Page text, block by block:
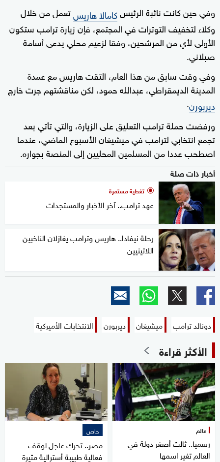
وفي حين كانت نائبة الرئيسكامالا هاريستعمل من خلال
وكلاء لتخفيف التوترات في المجتمع، فإن زيارة ترامب ستكون
الأولى لأي من المرشحين، وفقا لزعيم محلي يدعى أسامة
صبلاني.
وفي وقت سابق من هذا العام، التقت هاريس مع عمدة
المدينة الديمقراطي، عبدالله حمود، لكن مناقشتهم جرت خارج
ديربورن.
ورفضت حملة ترامب التعليق على الزيارة، والتي تأتي بعد
تجمع انتخابي لترامب في ميشيغان الأسبوع الماضي، عندما
اصطحب عددا من المسلمين المحليين إلى المنصة بجواره.
أخبار ذات صلة
تغطية مستمرة
عهد ترامب.. آخر الأخبار والمستجدات
رحلة نيفادا.. هاريس وترامب يغازلان الناخبين
اللاتينيين
دونالد ترامب ميشيغان ديربورن الانتخابات الأميركية
الأكثر قراءة
عالم
رسميا.. ثالث أصغر دولة في
العالم تغير اسمها
خاص
مصر.. تحرك عاجل لوقف
فعالية طبيبة أسترالية مثيرة